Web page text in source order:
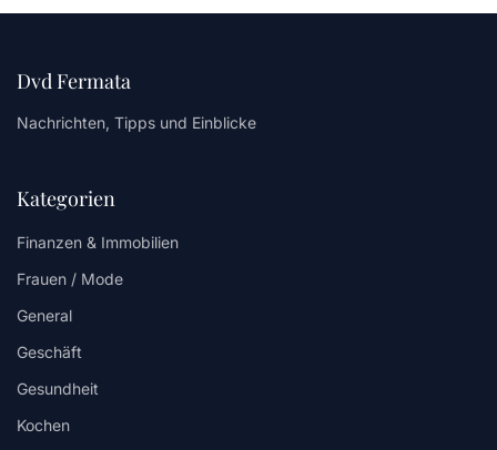
Dvd Fermata
Nachrichten, Tipps und Einblicke
Kategorien
Finanzen & Immobilien
Frauen / Mode
General
Geschäft
Gesundheit
Kochen